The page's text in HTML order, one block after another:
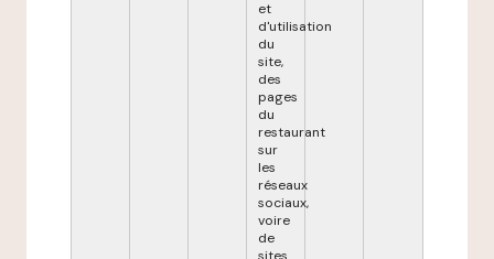
et
d'utilisation
du
site,
des
pages
du
restaurant
sur
les
réseaux
sociaux,
voire
de